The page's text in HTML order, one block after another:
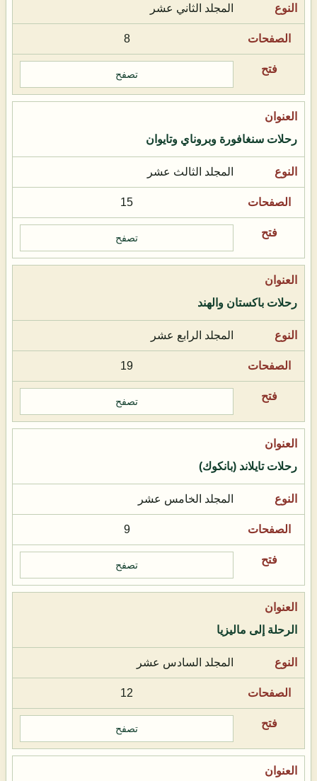
المجلد الثاني عشر
8
تصفح
رحلات سنغافورة وبروناي وتايوان
المجلد الثالث عشر
15
تصفح
رحلات باكستان والهند
المجلد الرابع عشر
19
تصفح
رحلات تايلاند (بانكوك)
المجلد الخامس عشر
9
تصفح
الرحلة إلى ماليزيا
المجلد السادس عشر
12
تصفح